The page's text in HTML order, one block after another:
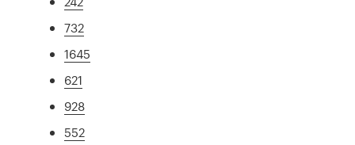
732
1645
621
928
552